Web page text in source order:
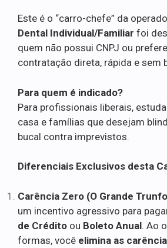
Este é o “carro-chefe” da
Dental Individual/Familiar foi
quem não possui CNPJ ou
contratação direta, rápida e sem
Para quem é indicado?
Para profissionais liberais,
casa e famílias que desejam
bucal contra imprevistos.
Diferenciais Exclusivos desta
Carência Zero (O Grande
um incentivo agressivo para
de Crédito ou Boleto Anual. Ao
formas, você elimina as